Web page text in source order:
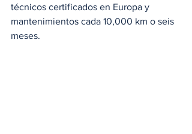
técnicos certificados en Europa y
mantenimientos cada 10,000 km o seis
meses.